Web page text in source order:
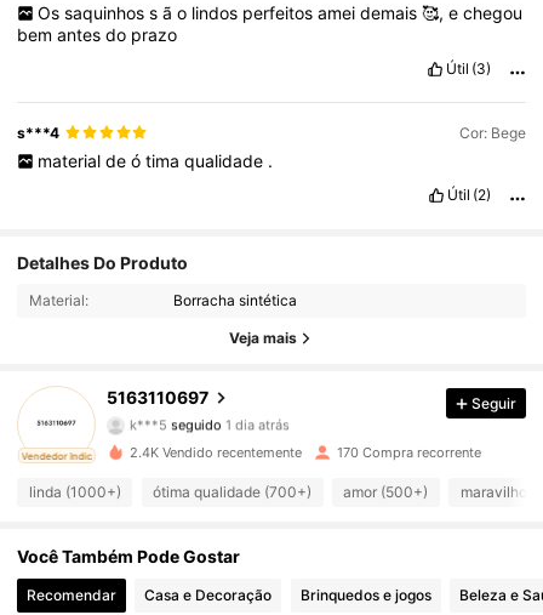
Os saquinhos s ã o lindos perfeitos amei demais 🥰, e chegou
bemantesdo prazo
Útil (3)
s***4 Cor: Bege
material de ó tima qualidade .
Útil (2)
Detalhes Do Produto
Material: Borracha sintética
Veja mais
Vendedor Indicado
5163110697
4,83 1.1K Seguidores
1.1K Seguidores
4,83
k***5 seguido 1 dia atrás
4,83
4,83 1.1K Seguidores
4,83 1.1K Seguidores
Seguir
2.4K Vendido recentemente 170 Compra recorrente
linda (1000+) ótima qualidade (700+) amor (500+)
Você Também Pode Gostar
Recomendar Casa e Decoração Brinquedos e jogos Beleza e